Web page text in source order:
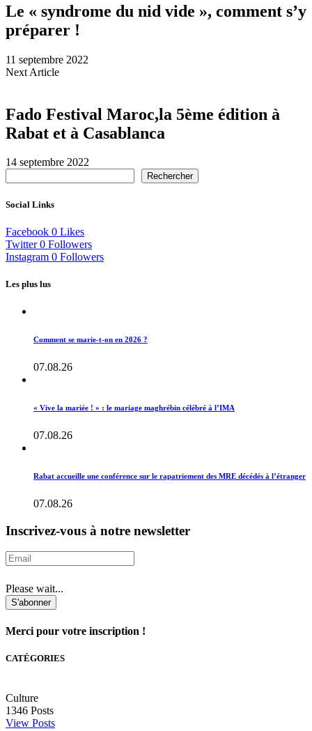
Le « syndrome du nid vide », comment s’y
préparer !
11 septembre 2022
Next Article
Fado Festival Maroc,la 5ème édition à
Rabat et à Casablanca
14 septembre 2022
Rechercher
Social Links
Facebook 0 Likes
Twitter 0 Followers
Instagram 0 Followers
Les plus lus
Comment se marie-t-on en 2026 ?
07.08.26
« Vive la mariée ! » : le mariage maghrébin célébré à l’IMA
07.08.26
Rabat accueille une conférence sur le rapatriement des MRE décédés à l’étranger
07.08.26
Inscrivez-vous à notre newsletter
Please wait...
S'abonner
Merci pour votre inscription !
CATÉGORIES
Culture
1346 Posts
View Posts